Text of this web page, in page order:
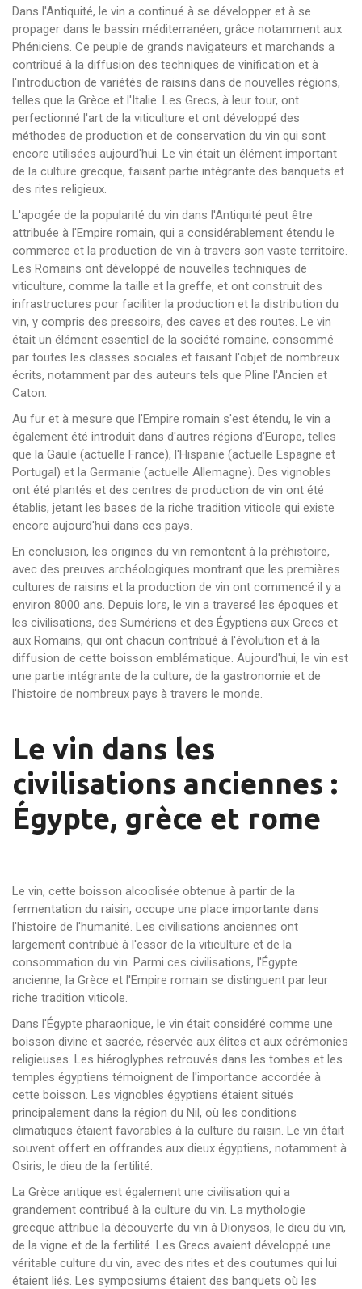
Dans l'Antiquité, le vin a continué à se développer et à se
propager dans le bassin méditerranéen, grâce notamment aux
Phéniciens. Ce peuple de grands navigateurs et marchands a
contribué à la diffusion des techniques de vinification et à
l'introduction de variétés de raisins dans de nouvelles régions,
telles que la Grèce et l'Italie. Les Grecs, à leur tour, ont
perfectionné l'art de la viticulture et ont développé des
méthodes de production et de conservation du vin qui sont
encore utilisées aujourd'hui. Le vin était un élément important
de la culture grecque, faisant partie intégrante des banquets et
des rites religieux.
L'apogée de la popularité du vin dans l'Antiquité peut être
attribuée à l'Empire romain, qui a considérablement étendu le
commerce et la production de vin à travers son vaste territoire.
Les Romains ont développé de nouvelles techniques de
viticulture, comme la taille et la greffe, et ont construit des
infrastructures pour faciliter la production et la distribution du
vin, y compris des pressoirs, des caves et des routes. Le vin
était un élément essentiel de la société romaine, consommé
par toutes les classes sociales et faisant l'objet de nombreux
écrits, notamment par des auteurs tels que Pline l'Ancien et
Caton.
Au fur et à mesure que l'Empire romain s'est étendu, le vin a
également été introduit dans d'autres régions d'Europe, telles
que la Gaule (actuelle France), l'Hispanie (actuelle Espagne et
Portugal) et la Germanie (actuelle Allemagne). Des vignobles
ont été plantés et des centres de production de vin ont été
établis, jetant les bases de la riche tradition viticole qui existe
encore aujourd'hui dans ces pays.
En conclusion, les origines du vin remontent à la préhistoire,
avec des preuves archéologiques montrant que les premières
cultures de raisins et la production de vin ont commencé il y a
environ 8000 ans. Depuis lors, le vin a traversé les époques et
les civilisations, des Sumériens et des Égyptiens aux Grecs et
aux Romains, qui ont chacun contribué à l'évolution et à la
diffusion de cette boisson emblématique. Aujourd'hui, le vin est
une partie intégrante de la culture, de la gastronomie et de
l'histoire de nombreux pays à travers le monde.
Le vin dans les
civilisations anciennes :
Égypte, grèce et rome
Le vin, cette boisson alcoolisée obtenue à partir de la
fermentation du raisin, occupe une place importante dans
l'histoire de l'humanité. Les civilisations anciennes ont
largement contribué à l'essor de la viticulture et de la
consommation du vin. Parmi ces civilisations, l'Égypte
ancienne, la Grèce et l'Empire romain se distinguent par leur
riche tradition viticole.
Dans l'Égypte pharaonique, le vin était considéré comme une
boisson divine et sacrée, réservée aux élites et aux cérémonies
religieuses. Les hiéroglyphes retrouvés dans les tombes et les
temples égyptiens témoignent de l'importance accordée à
cette boisson. Les vignobles égyptiens étaient situés
principalement dans la région du Nil, où les conditions
climatiques étaient favorables à la culture du raisin. Le vin était
souvent offert en offrandes aux dieux égyptiens, notamment à
Osiris, le dieu de la fertilité.
La Grèce antique est également une civilisation qui a
grandement contribué à la culture du vin. La mythologie
grecque attribue la découverte du vin à Dionysos, le dieu du vin,
de la vigne et de la fertilité. Les Grecs avaient développé une
véritable culture du vin, avec des rites et des coutumes qui lui
étaient liés. Les symposiums étaient des banquets où les